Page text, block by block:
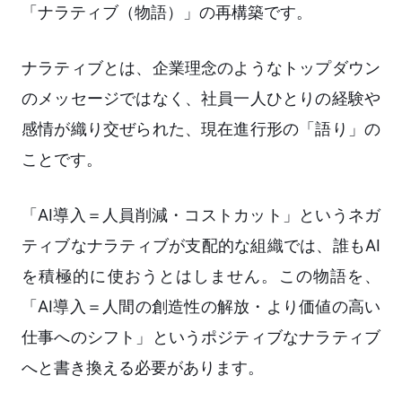
「ナラティブ（物語）」の再構築です。
ナラティブとは、企業理念のようなトップダウン
のメッセージではなく、社員一人ひとりの経験や
感情が織り交ぜられた、現在進行形の「語り」の
ことです。
「AI導入＝人員削減・コストカット」というネガ
ティブなナラティブが支配的な組織では、誰もAI
を積極的に使おうとはしません。この物語を、
「AI導入＝人間の創造性の解放・より価値の高い
仕事へのシフト」というポジティブなナラティブ
へと書き換える必要があります。